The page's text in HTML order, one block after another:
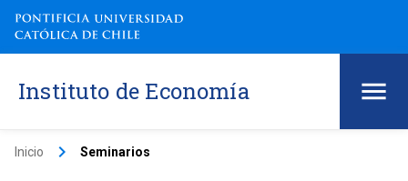
Instituto de Economía
Inicio keyboard_arrow_right Seminarios